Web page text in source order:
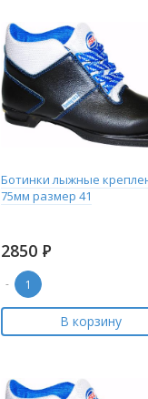
Ботинки лыжные
75мм размер 41
2850 Р
-
В корзину